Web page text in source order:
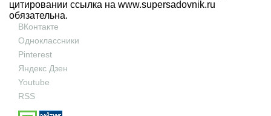
цитировании ссылка на www.supersadovnik.ru
обязательна.
ВКонтакте
Одноклассники
Pinterest
Яндекс Дзен
Youtube
RSS